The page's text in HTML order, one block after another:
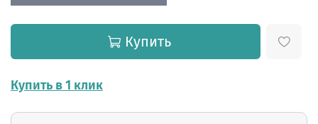
Купить
Купить в 1 клик